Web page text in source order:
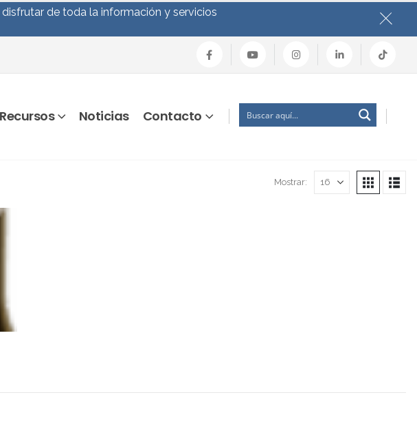
de toda la información y servicios
Recursos Noticias Contacto
Mostrar: